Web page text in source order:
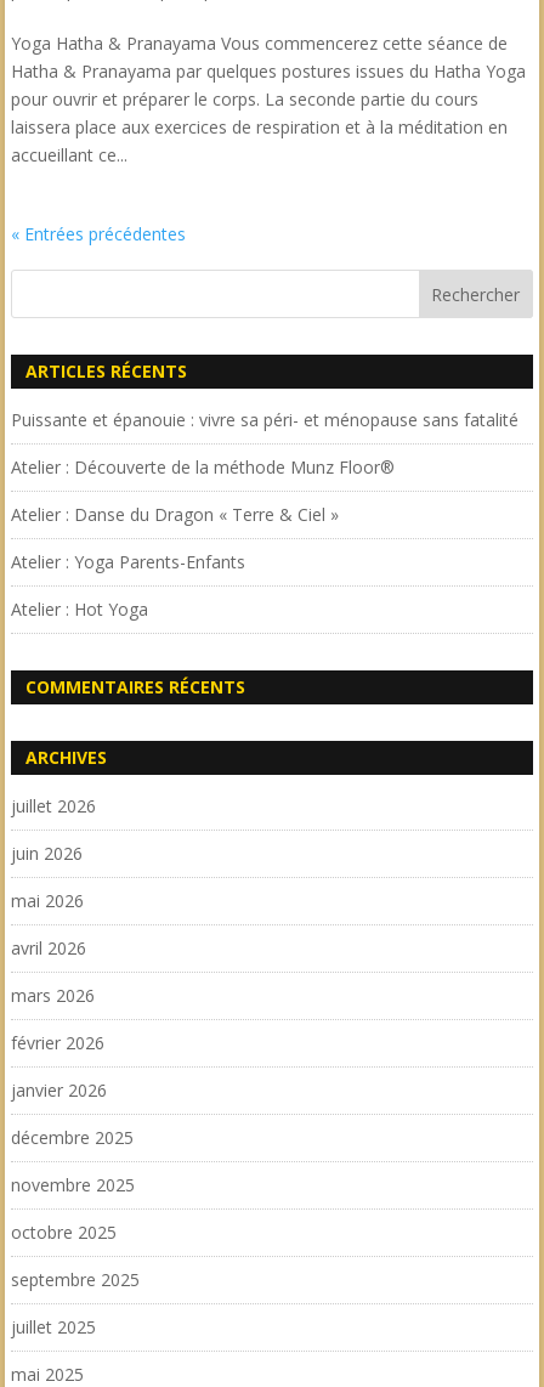
Yoga Hatha & Pranayama Vous commencerez cette séance de
Hatha & Pranayama par quelques postures issues du Hatha Yoga
pour ouvrir et préparer le corps. La seconde partie du cours
laissera place aux exercices de respiration et à la méditation en
accueillant ce...
« Entrées précédentes
ARTICLES RÉCENTS
Puissante et épanouie : vivre sa péri- et ménopause sans fatalité
Atelier : Découverte de la méthode Munz Floor®
Atelier : Danse du Dragon « Terre & Ciel »
Atelier : Yoga Parents-Enfants
Atelier : Hot Yoga
COMMENTAIRES RÉCENTS
ARCHIVES
juillet 2026
juin 2026
mai 2026
avril 2026
mars 2026
février 2026
janvier 2026
décembre 2025
novembre 2025
octobre 2025
septembre 2025
juillet 2025
mai 2025